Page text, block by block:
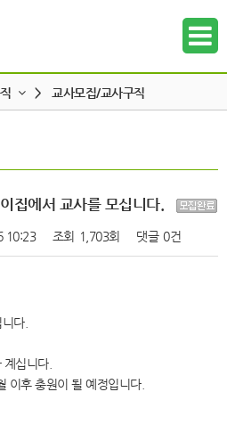
뉴
메뉴
메뉴
뉴
>
직
교사모집/교사구직
집에서 교사를 모십니다.
10:23 조회 1,703회 댓글 0건
다.
십니다.
이후 충원이 될 예정입니다.